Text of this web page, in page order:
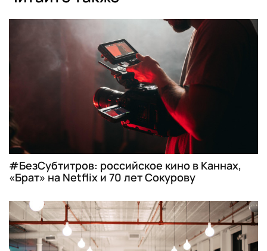
#БезСубтитров: российское кино в Каннах,
«Брат» на Netflix и 70 лет Сокурову